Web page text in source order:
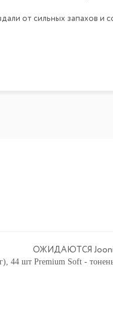
от сильных запахов и
шт Premium Soft -